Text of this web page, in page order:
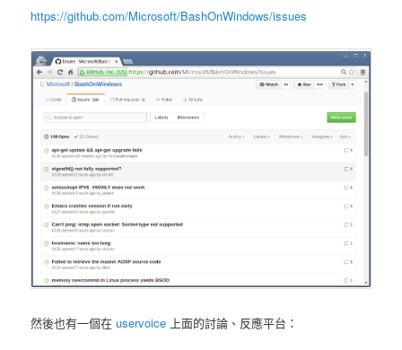
https://github.com/Microsoft/BashOnWindows/issues
然後也有一個在uservoice 上面的討論、反應平台：